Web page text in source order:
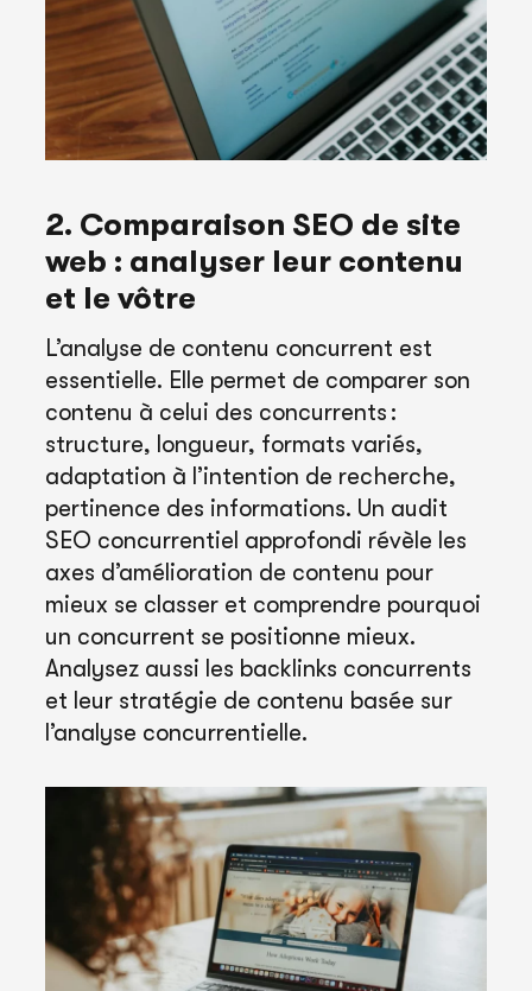
2. Comparaison SEO de site
web : analyser leur contenu
et le vôtre
L’analyse de contenu concurrent est
essentielle. Elle permet de comparer son
contenu à celui des concurrents :
structure, longueur, formats variés,
adaptation à l’intention de recherche,
pertinence des informations. Un audit
SEO concurrentiel approfondi révèle les
axes d’amélioration de contenu pour
mieux se classer et comprendre pourquoi
un concurrent se positionne mieux.
Analysez aussi les backlinks concurrents
et leur stratégie de contenu basée sur
l’analyse concurrentielle.